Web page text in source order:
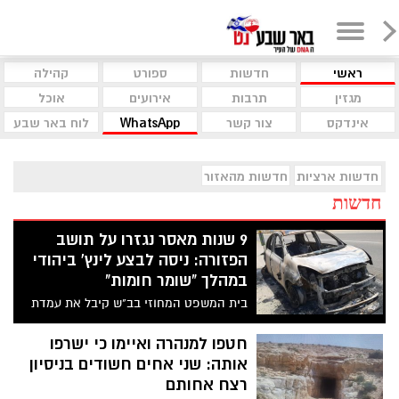
ראשי חדשות ספורט
קהילה
מגזין
תרבות אירועים
אוכל
אינדקס
צור קשר WhatsApp לוח באר שבע
חדשות ארציות חדשות מהאזור
חדשות
9 שנות מאסר נגזרו על תושב
הפזורה: ניסה לבצע לינץ' ביהודי
במהלך "שומר חומות"
בית המשפט המחוזי בב"ש קיבל את עמדת
הפרקליטות וגזר עונש של 9 שנות מאסר
בפועל על תושב הפזורה הבדואית, שנטל חלק
באירוע לינץ' באזרח ישראלי על רקע גזעני
ומתוך מניע לאומני-אידאולוגי במהלך מבצע
חטפו למנהרה ואיימו כי ישרפו
אותה: שני אחים חשודים בניסיון
רצח אחותם